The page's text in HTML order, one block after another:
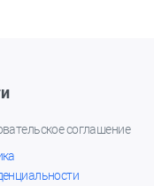
соглашение